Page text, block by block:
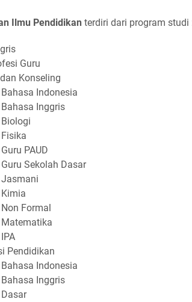
Ilmu Pendidikan terdiri dari program studi
Guru
Konseling
Indonesia
Inggris
PAUD
Sekolah Dasar
Formal
Pendidikan
Indonesia
Inggris